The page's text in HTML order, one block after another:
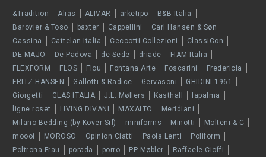
&Tradition Alias ALIVAR arketipo
B&B Italia
Barovier & Toso
baxter Cappellini
Carl Hansen & Søn
Cassina
Cattelan Italia Ceccotti Collezioni
ClassiCon
DE MAJO
De Padova de Sede driade
FIAM Italia
FLEXFORM
FLOS Flou Fontana Arte Foscarini
Fredericia
FRITZ HANSEN
Gallotti & Radice Gervasoni
GHIDINI 1961
Giorgetti
GLAS ITALIA J.L. Møllers Kasthall
lapalma
ligne roset
LIVING DIVANI MAXALTO
Meridiani
Milano Bedding (by Kover Srl)
miniforms Minotti
Molteni & C
moooi
MOROSO Opinion Ciatti Paola Lenti
Poliform
Poltrona Frau
porada porro PP Møbler
Raffaele Cioffi